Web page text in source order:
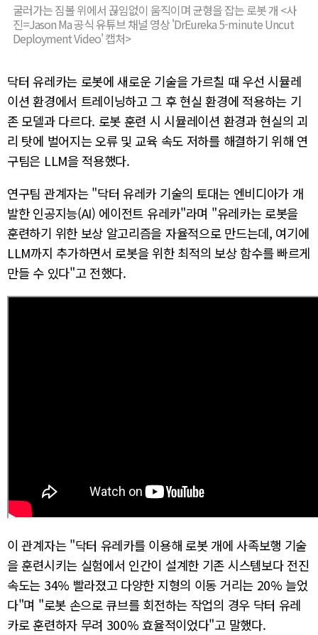
굴러가는 짐볼 위에서 끊임없이 움직이며 균형을 잡는 로봇 개 <사
진=Jason Ma 공식 유튜브 채널 영상 'DrEureka 5-minute Uncut
Deployment Video' 캡처>
닥터 유레카는 로봇에 새로운 기술을 가르칠 때 우선 시뮬레
이션 환경에서 트레이닝하고 그 후 현실 환경에 적용하는 기
존 모델과 다르다. 로봇 훈련 시 시뮬레이션 환경과 현실의 괴
리 탓에 벌어지는 오류 및 교육 속도 저하를 해결하기 위해 연
구팀은 LLM을 적용했다.
연구팀 관계자는 "닥터 유레카 기술의 토대는 엔비디아가 개
발한 인공지능(AI) 에이전트 유레카"라며 "유레카는 로봇을
훈련하기 위한 보상 알고리즘을 자율적으로 만드는데, 여기에
LLM까지 추가하면서 로봇을 위한 최적의 보상 함수를 빠르게
만들 수 있다"고 전했다.
이 관계자는 "닥터 유레카를 이용해 로봇 개에 사족보행 기술
을 훈련시키는 실험에서 인간이 설계한 기존 시스템보다 전진
속도는 34% 빨라졌고 다양한 지형의 이동 거리는 20% 늘었
다"며 "로봇 손으로 큐브를 회전하는 작업의 경우 닥터 유레
카로 훈련하자 무려 300% 효율적이었다"고 말했다.